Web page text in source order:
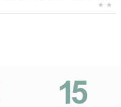
★ ★